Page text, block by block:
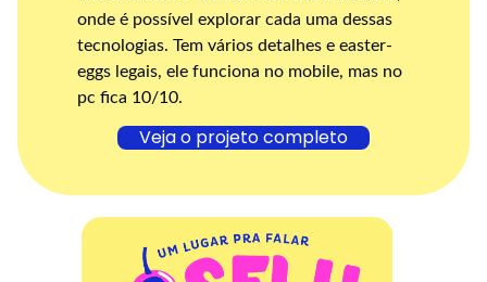
onde é possível explorar cada uma dessas
tecnologias. Tem vários detalhes e easter-
eggs legais, ele funciona no mobile, mas no
pc fica 10/10.
Veja o projeto completo